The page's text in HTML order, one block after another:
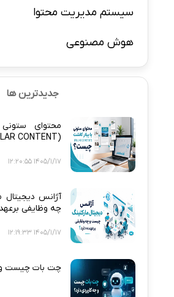
سیستم مدیریت محتوا
هوش مصنوعی
جدیدترین ها
محتوای ستونی
(PILLAR CONTENT) چیست؟
1405/1/17 12:20:55
آژانس
چه وظایفی
1405/1/17 12:19:33
چت بات چیست و